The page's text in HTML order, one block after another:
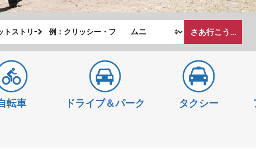
終
了
地
が
ど
の
よ
う
に
さあ行こう...
転車 ドライブ＆パーク タクシー